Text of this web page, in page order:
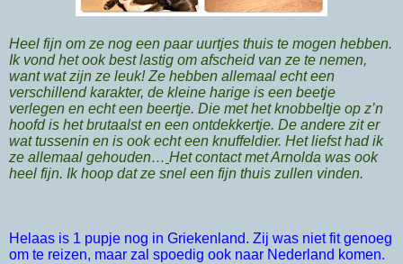
Heel fijn om ze nog een paar uurtjes thuis te mogen hebben.
Ik vond het ook best lastig om afscheid van ze te nemen,
want wat zijn ze leuk! Ze hebben allemaal echt een
verschillend karakter, de kleine harige is een beetje
verlegen en echt een beertje. Die met het knobbeltje op z’n
hoofd is het brutaalst en een ontdekkertje. De andere zit er
wat tussenin en is ook echt een knuffeldier. Het liefst had ik
ze allemaal gehouden… Het contact met Arnolda was ook
heel fijn. Ik hoop dat ze snel een fijn thuis zullen vinden.
Helaas is 1 pupje nog in Griekenland. Zij was niet fit genoeg
om te reizen, maar zal spoedig ook naar Nederland komen.